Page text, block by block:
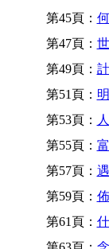
第45頁：
第47頁：
第49頁：
第51頁：
第53頁：
第55頁：
第57頁：
第59頁：
第61頁：